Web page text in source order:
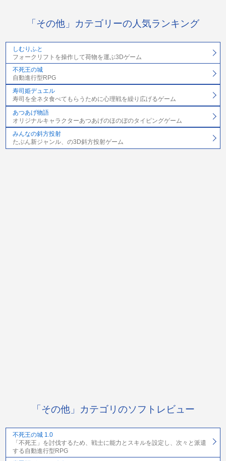
「その他」カテゴリーの人気ランキング
しむりふと
フォークリフトを操作して荷物を運ぶ3Dゲーム
不死王の城
自動進行型RPG
寿司姫デュエル
寿司を全ネタ食べてもらうために心理戦を繰り広げるゲーム
あつあげ物語
オリジナルキャラクターあつあげのほのぼのタイピングゲーム
みんなの斜方投射
たぶん新ジャンル、の3D斜方投射ゲーム
「その他」カテゴリのソフトレビュー
不死王の城 1.0
「不死王」を討伐するため、戦士に能力とスキルを設定し、次々と派遣
する自動進行型RPG